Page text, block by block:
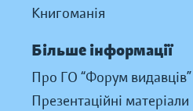
Книгоманія
Більше інформації
Про ГО “Форум видавців”
Презентаційні матеріали